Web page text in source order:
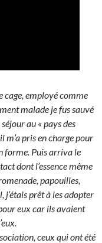
cage, employé comme
malade je fus sauvé
au « pays des
m’a pris en charge pour
forme. Puis arriva le
dont l’essence même
papouilles,
j’étais prêt à les adopter
eux car ils avaient
ceux qui ont été